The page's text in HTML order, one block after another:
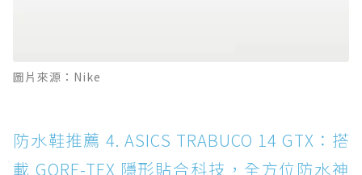
圖片來源：Nike
防水鞋推薦 4. ASICS TRABUCO 14 GTX：搭
載 GORE-TEX 隱形貼合科技，全方位防水神